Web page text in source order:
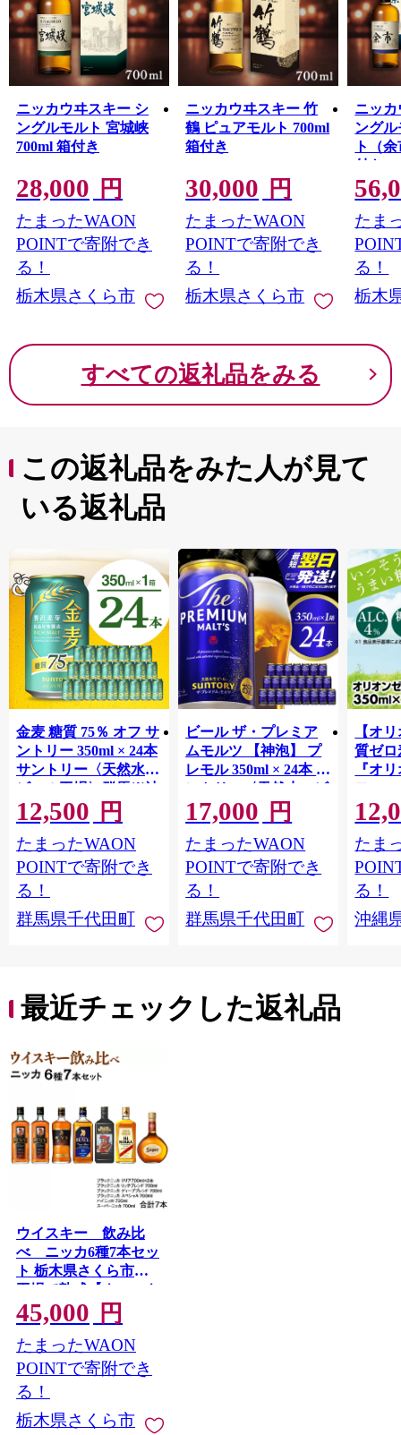
ニッカウヰスキー シ
ングルモルト 宮城峡
700ml 箱付き
28,000 円
たまったWAON
POINTで寄附でき
る！
栃木県さくら市
ニッカウヰスキー 竹
鶴 ピュアモルト 700ml
箱付き
30,000 円
たまったWAON
POINTで寄附でき
る！
栃木県さくら市
ニッ
ング
ト（
付き
たま
る！
栃木
すべての返礼品をみる
この返礼品をみた人が見て
いる返礼品
金麦 糖質 75％ オフ サ
ントリー 350ml × 24本
サントリー〈天然水の
ビール工場〉群馬※沖
縄・離島地域へのお届
け不可
12,500 円
たまったWAON
POINTで寄附でき
る！
群馬県千代田町
ビール ザ・プレミア
ムモルツ 【神泡】 プ
レモル 350ml × 24本 サ
ントリー〈天然水のビ
ール工場〉群馬※沖
縄・離島地域へのお届
け不可
17,000 円
たまったWAON
POINTで寄附でき
る！
群馬県千代田町
【オ
質ゼロ
『オ
フ』
泡酒
1ケー
ロ ゼ
麦芽3
化し
すめ
重瀬
たま
る！
沖縄
最近チェックした返礼品
ウイスキー 飲み比
べ ニッカ6種7本セッ
ト 栃木県さくら市の
工場で熟成【ウィスキ
ー お酒 飲み比べ セッ
ト 詰め合わせ ハイボ
ール 水割り ロック 飲
む 国産 洋酒 ジャパニ
ーズ ウイスキー 蒸留
所 家飲み 酒 お湯割
り】※着日指定不可
45,000 円
たまったWAON
POINTで寄附でき
る！
栃木県さくら市